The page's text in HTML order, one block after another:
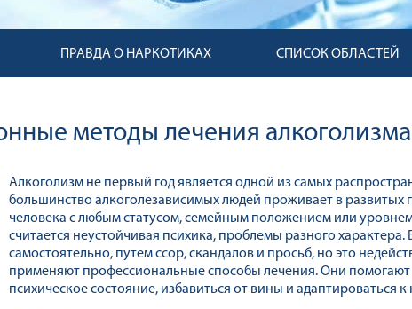
ПРАВДА О НАРКОТИКАХ СПИСОК ОБЛАСТЕЙ
методы лечения
Алкоголизм не первый год является одной из самых
большинство алкоголезависимых людей проживает в развитых
человека с любым статусом, семейным положением или
считается неустойчивая психика, проблемы разного
самостоятельно, путем ссор, скандалов и просьб, но это
применяют профессиональные способы лечения. Они помогают
психическое состояние, избавиться от вины и адаптироваться